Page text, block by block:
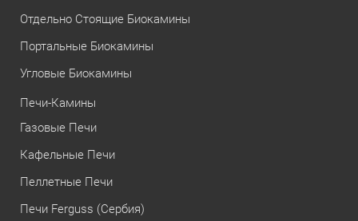
Отдельно Стоящие Биокамины
Портальные Биокамины
Угловые Биокамины
Печи-Камины
Газовые Печи
Кафельные Печи
Пеллетные Печи
Печи Ferguss (Сербия)